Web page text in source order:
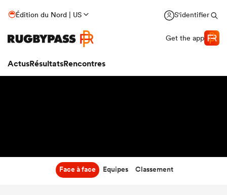
Édition du Nord | US S'identifier
Get the app
ActusRésultatsRencontres
Face à face Equipes Classement